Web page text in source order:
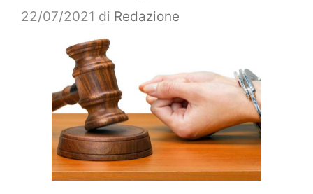
22/07/2021 di Redazione